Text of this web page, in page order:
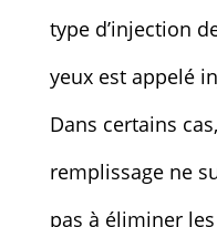
type d’injection
yeux est appelé
Dans certains
remplissage ne
pas à éliminer